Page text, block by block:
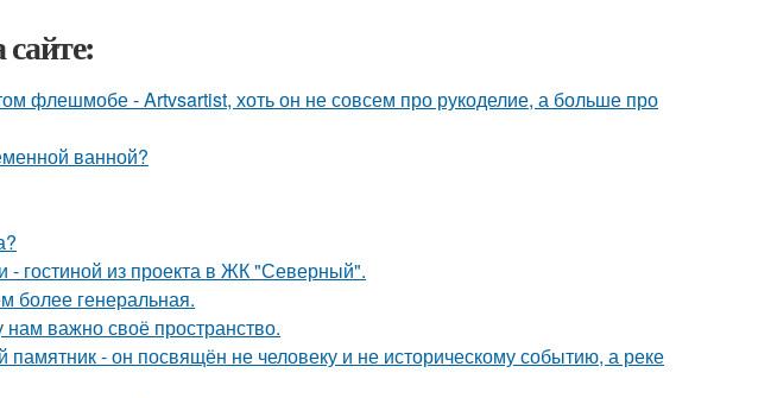
флешмобе - Artvsartist, хоть он не совсем про рукоделие, а больше про
ванной?
- гостиной из проекта в ЖК "Северный".
более генеральная.
важно своё пространство.
- он посвящён не человеку и не историческому событию, а реке